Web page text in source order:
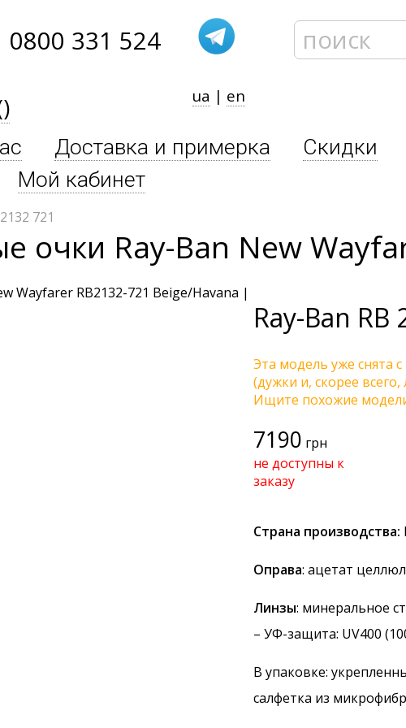
0800 331 524
ua | en
Доставка и примерка Скидки
Мой кабинет
721
очки Ray-Ban New
Ray-Ban RB
Эта модель уже снята
(дужки и, скорее
Ищите похожие
7190 грн
не доступны к
заказу
Страна производства:
Оправа: ацетат
Линзы: минеральное
– УФ-защита: UV400
В упаковке:
салфетка из